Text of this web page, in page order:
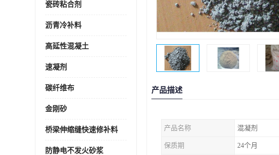
瓷砖粘合剂
沥青冷补料
高延性混凝土
速凝剂
碳纤维布
金刚砂
桥梁伸缩缝快速修补料
防静电不发火砂浆
产品描述
产品名称 混凝剂
保质期 24个月